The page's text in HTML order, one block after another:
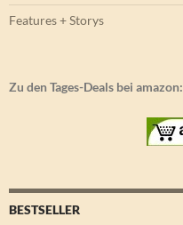
Features + Storys
Zu den Tages-Deals bei amazon:
BESTSELLER